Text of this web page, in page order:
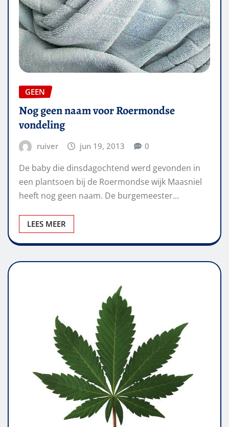
GEEN
Nog geen naam voor Roermondse
vondeling
ruiver jun 19, 2013 0
De baby die dinsdagochtend werd gevonden in
een plantsoen bij de Roermondse wijk Maasniel
heeft nog geen naam. De burgemeester…
LEES MEER